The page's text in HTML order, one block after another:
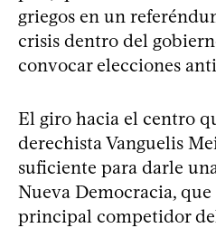
griegos en un
crisis dentro del
convocar elecciones
El giro hacia el centro
derechista Vanguelis
suficiente para darle
Nueva Democracia,
principal competidor